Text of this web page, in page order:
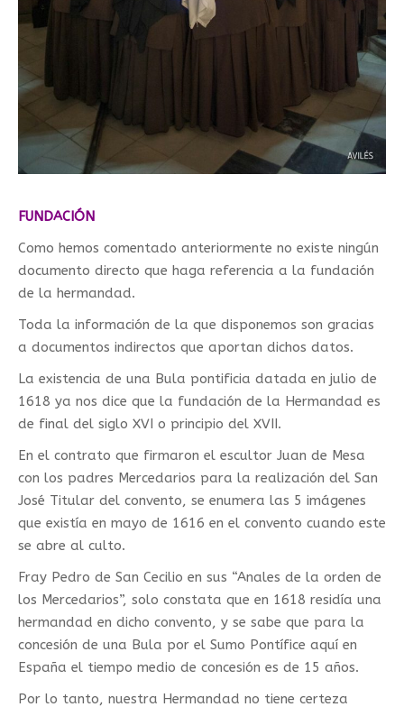
FUNDACIÓN
Como hemos comentado anteriormente no existe ningún
documento directo que haga referencia a la fundación
de la hermandad.
Toda la información de la que disponemos son gracias
a documentos indirectos que aportan dichos datos.
La existencia de una Bula pontificia datada en julio de
1618 ya nos dice que la fundación de la Hermandad es
de final del siglo XVI o principio del XVII.
En el contrato que firmaron el escultor Juan de Mesa
con los padres Mercedarios para la realización del San
José Titular del convento, se enumera las 5 imágenes
que existía en mayo de 1616 en el convento cuando este
se abre al culto.
Fray Pedro de San Cecilio en sus “Anales de la orden de
los Mercedarios”, solo constata que en 1618 residía una
hermandad en dicho convento, y se sabe que para la
concesión de una Bula por el Sumo Pontífice aquí en
España el tiempo medio de concesión es de 15 años.
Por lo tanto, nuestra Hermandad no tiene certeza